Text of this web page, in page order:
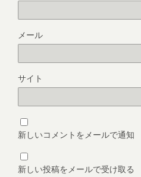
メール
サイト
新しいコメントをメールで通知
新しい投稿をメールで受け取る